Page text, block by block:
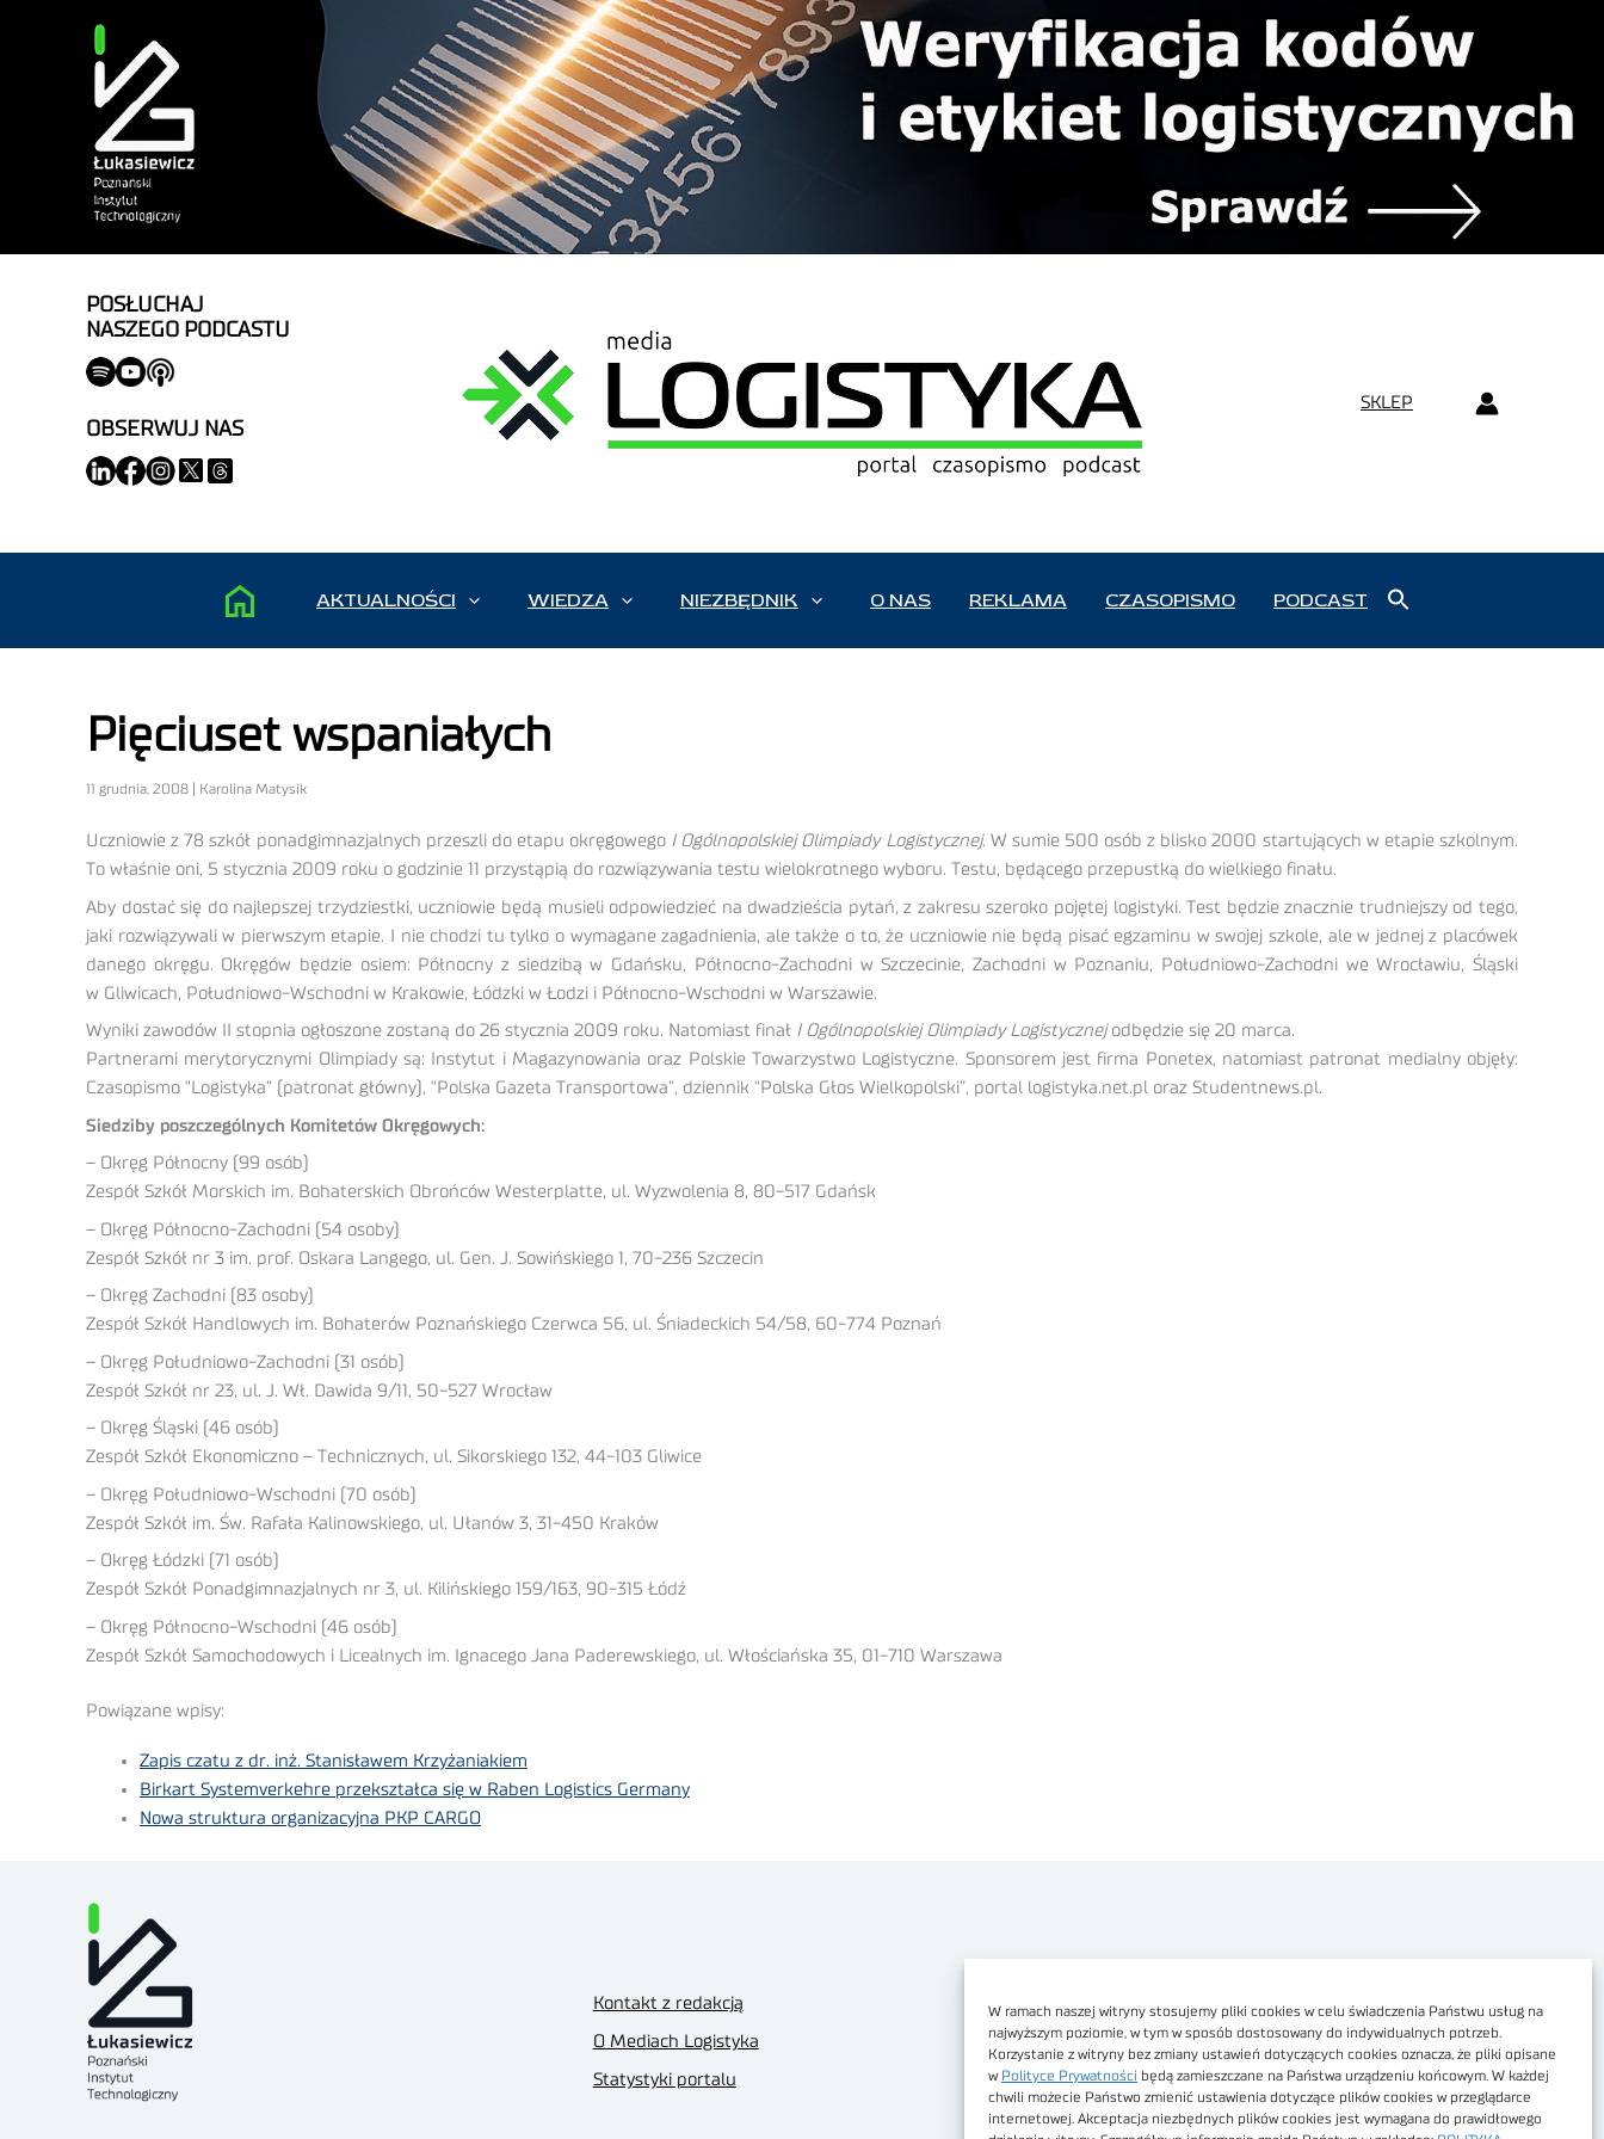
W ramach naszej witryny stosujemy pliki cookies w celu świadczenia Państwu usług na
najwyższym poziomie, w tym w sposób dostosowany do indywidualnych potrzeb.
Korzystanie z witryny bez zmiany ustawień dotyczących cookies oznacza, że pliki opisane
w Polityce Prywatności będą zamieszczane na Państwa urządzeniu końcowym. W każdej
chwili możecie Państwo zmienić ustawienia dotyczące plików cookies w przeglądarce
internetowej. Akceptacja niezbędnych plików cookies jest wymagana do prawidłowego
POSŁUCHAJ
NASZEGO PODCASTU
OBSERWUJ NAS
SKLEP
AKTUALNOŚCI WIEDZA NIEZBĘDNIK O NAS REKLAMA CZASOPISMO PODCAST
Pięciuset wspaniałych
11 grudnia, 2008 | Karolina Matysik
Uczniowie z 78 szkół ponadgimnazjalnych przeszli do etapu okręgowego I Ogólnopolskiej Olimpiady Logistycznej. W sumie 500 osób z blisko 2000 startujących w etapie szkolnym.
To właśnie oni, 5 stycznia 2009 roku o godzinie 11 przystąpią do rozwiązywania testu wielokrotnego wyboru. Testu, będącego przepustką do wielkiego finału.
Aby dostać się do najlepszej trzydziestki, uczniowie będą musieli odpowiedzieć na dwadzieścia pytań, z zakresu szeroko pojętej logistyki. Test będzie znacznie trudniejszy od tego,
jaki rozwiązywali w pierwszym etapie. I nie chodzi tu tylko o wymagane zagadnienia, ale także o to, że uczniowie nie będą pisać egzaminu w swojej szkole, ale w jednej z placówek
danego okręgu. Okręgów będzie osiem: Północny z siedzibą w Gdańsku, Północno-Zachodni w Szczecinie, Zachodni w Poznaniu, Południowo-Zachodni we Wrocławiu, Śląski
w Gliwicach, Południowo-Wschodni w Krakowie, Łódzki w Łodzi i Północno-Wschodni w Warszawie.
Wyniki zawodów II stopnia ogłoszone zostaną do 26 stycznia 2009 roku. Natomiast finał I Ogólnopolskiej Olimpiady Logistycznejodbędzie się 20 marca.
Partnerami merytorycznymi Olimpiady są: Instytut i Magazynowania oraz Polskie Towarzystwo Logistyczne. Sponsorem jest firma Ponetex, natomiast patronat medialny objęły:
Czasopismo "Logistyka” (patronat główny), "Polska Gazeta Transportowa”, dziennik "Polska Głos Wielkopolski”, portal logistyka.net.pl oraz Studentnews.pl.
Siedziby poszczególnych Komitetów Okręgowych:
– Okręg Północny (99 osób)
Zespół Szkół Morskich im. Bohaterskich Obrońców Westerplatte, ul. Wyzwolenia 8, 80-517 Gdańsk
– Okręg Północno-Zachodni (54 osoby)
Zespół Szkół nr 3 im. prof. Oskara Langego, ul. Gen. J. Sowińskiego 1, 70-236 Szczecin
– Okręg Zachodni (83 osoby)
Zespół Szkół Handlowych im. Bohaterów Poznańskiego Czerwca 56, ul. Śniadeckich 54/58, 60-774 Poznań
– Okręg Południowo-Zachodni (31 osób)
Zespół Szkół nr 23, ul. J. Wł. Dawida 9/11, 50-527 Wrocław
– Okręg Śląski (46 osób)
Zespół Szkół Ekonomiczno – Technicznych, ul. Sikorskiego 132, 44-103 Gliwice
– Okręg Południowo-Wschodni (70 osób)
Zespół Szkół im. Św. Rafała Kalinowskiego, ul. Ułanów 3, 31-450 Kraków
– Okręg Łódzki (71 osób)
Zespół Szkół Ponadgimnazjalnych nr 3, ul. Kilińskiego 159/163, 90-315 Łódź
– Okręg Północno-Wschodni (46 osób)
Zespół Szkół Samochodowych i Licealnych im. Ignacego Jana Paderewskiego, ul. Włościańska 35, 01-710 Warszawa
Powiązane wpisy:
Zapis czatu z dr. inż. Stanisławem Krzyżaniakiem
Birkart Systemverkehre przekształca się w Raben Logistics Germany
Nowa struktura organizacyjna PKP CARGO
Kontakt z redakcją
O Mediach Logistyka
Statystyki portalu
Dostępność cyfrowa
Regulamin Portalu
Regulamin sklepu